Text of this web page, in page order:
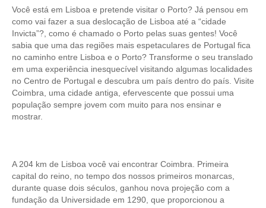
Sintra, Cabo da Roca e Cascais
Óbidos
Serra de Montejunto e Óbidos
Fátima, Batalha, Nazaré e Óbidos
Fátima
Um dia em Fátima
Évora
Évora e Monsaraz
Évora e Arraiolos
Você está em Lisboa e pretende visitar o Porto? Já pensou em
como vai fazer a sua deslocação de Lisboa até a “cidade
Invicta”?, como é chamado o Porto pelas suas gentes! Você
sabia que uma das regiões mais espetaculares de Portugal fica
no caminho entre Lisboa e o Porto? Transforme o seu translado
em uma experiência inesquecível visitando algumas localidades
no Centro de Portugal e descubra um país dentro do país. Visite
Coimbra, uma cidade antiga, efervescente que possui uma
população sempre jovem com muito para nos ensinar e
mostrar.
A 204 km de Lisboa você vai encontrar Coimbra. Primeira
capital do reino, no tempo dos nossos primeiros monarcas,
durante quase dois séculos, ganhou nova projeção com a
fundação da Universidade em 1290, que proporcionou a